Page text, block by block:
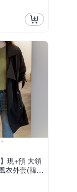
現+預 大領
衣外套(韓